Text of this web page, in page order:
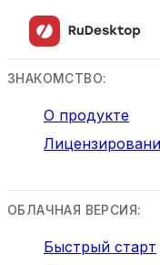
ЗНАКОМСТВО:
О продукте
ОБЛАЧНАЯ ВЕРСИЯ:
Быстрый старт